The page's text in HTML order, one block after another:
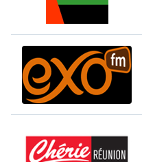
Beginning
dialog
window.
Escape